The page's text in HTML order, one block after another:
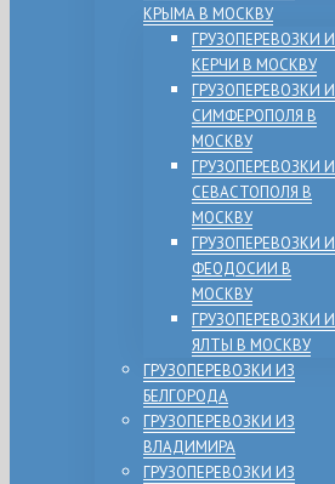
КРЫМА В МОСКВУ
ГРУЗОПЕРЕВОЗКИ
КЕРЧИ В МОСКВУ
ГРУЗОПЕРЕВОЗКИ
СИМФЕРОПОЛЯ В
МОСКВУ
ГРУЗОПЕРЕВОЗКИ
СЕВАСТОПОЛЯ В
МОСКВУ
ГРУЗОПЕРЕВОЗКИ
ФЕОДОСИИ В
МОСКВУ
ГРУЗОПЕРЕВОЗКИ
ЯЛТЫ В МОСКВУ
ГРУЗОПЕРЕВОЗКИ ИЗ
БЕЛГОРОДА
ГРУЗОПЕРЕВОЗКИ ИЗ
ВЛАДИМИРА
ГРУЗОПЕРЕВОЗКИ ИЗ